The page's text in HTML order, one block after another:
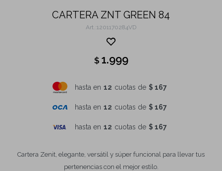
CARTERA ZNT GREEN 84
1201170284VD
$ 1.999
hasta en 12 cuotas de $ 167
hasta en 12 cuotas de $ 167
hasta en 12 cuotas de $ 167
Cartera Zenit, elegante, versátil y súper funcional para llevar tus
pertenencias con el mejor estilo.